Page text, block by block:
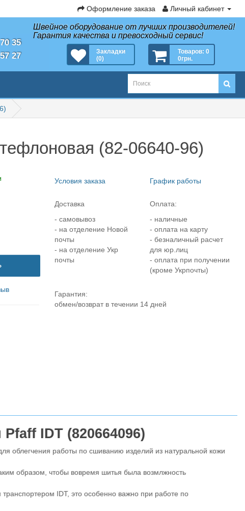
Оформление заказа Личный кабинет
35
27
Швейное оборудование от лучших производителей!
Гарантия качества и превосходный сервис!
Закладки
(0)
Товаров: 0
0грн.
(82-06640-96)
Условия заказа
Доставка
- самовывоз
- на отделение Новой
почты
- на отделение Укр
почты
График работы
Оплата:
- наличные
- оплата на карту
- безналичный расчет
для юр.лиц
- оплата при получении
(кроме Укрпочты)
Гарантия:
обмен/возврат в течении 14 дней
Pfaff IDT (820664096)
облегчения работы по сшиванию изделий из натуральной кожи
образом, чтобы вовремя шитья была возмлжность
IDT, это особенно важно при работе по